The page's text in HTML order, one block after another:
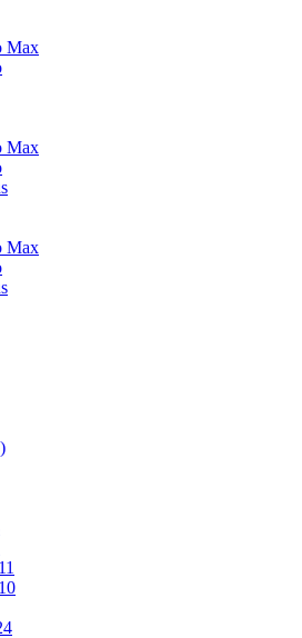
Max
Max
Max